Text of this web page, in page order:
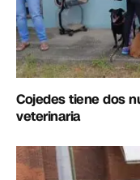
Cojedes tiene dos
veterinaria